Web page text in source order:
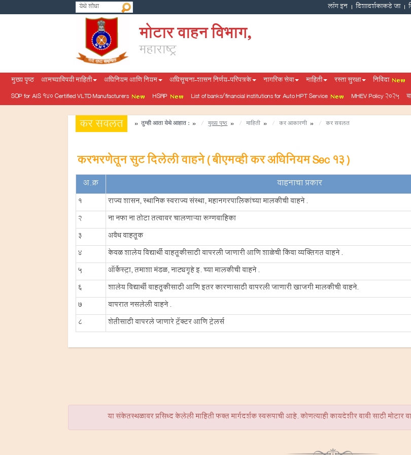
दिशादर्शकाकडे जा
मोटार वाहन विभाग,
महाराष्ट्र
मुख्य पृष्ठ आमच्याविषयी माहिती अधिनियम आणि नियम अधिसूचना-शासन निर्णय-परिपत्रके नागरिक सेवा माहिती रस्ता सुरक्षा निविदा
SOP for AIS 140 Certified VLTD Manufacturers
HSRP List of banks/financial institutions for Auto HPT Service MHEV Policy 2025
कर सवलत तुम्ही आता येथे आहात : मुख्य पृष्ठ माहिती कर आकारणी कर सवलत
करभरणेतून सुट दिलेली वाहने ( बीएमव्ही कर अधिनियम Sec 13 )
अ.क्र वाहनाचा प्रकार
1 राज्य शासन, स्थानिक स्वराज्य संस्था, महानगरपालिकांच्या मालकीची वाहने .
2
ना नफा ना तोटा तत्वावर चालणाऱ्या रूग्णवाहिका
3
अवैध वाहतूक
4
केवळ शालेय विद्यार्थी वाहतूकीसाठी वापरली जाणारी आणि शाळेची किंवा व्यक्तिगत वाहने .
5
ऑर्केस्ट्रा, तमाशा मंडळ, नाट्यगृहे इ. च्या मालकीची वाहने .
6
शालेय विद्यार्थी वाहतूकीसाठी आणि इतर कारणासाठी वापरली जाणारी खाजगी मालकीची वाहने.
7
वापरात नसलेली वाहने .
8
शेतीसाठी वापरले जाणारे ट्रॅक्टर आणि ट्रेलर्स
या संकेतस्थळावर प्रसिध्द केलेली माहिती फक्त मार्गदर्शक स्वरूपाची आहे. कोणत्याही कायदेशीर बाबी साठी